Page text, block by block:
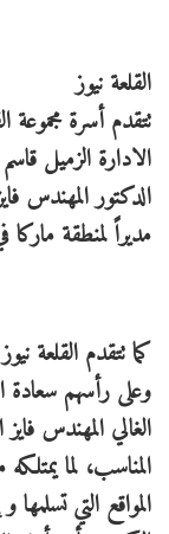
القلعة نيوز
تتقدم أسرة مجموعة
الادارة الزميل
الدكتور المهندس
مديراً لمنطقة
كما تتقدم القلعة
وعلى رأسهم سعادة
الغالي المهندس
المناسب، لما
المواقع التي